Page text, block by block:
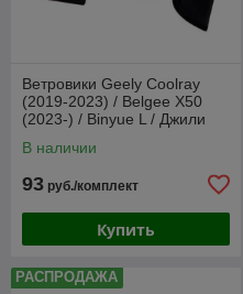
Ветровики Geely Coolray
(2019-2023) / Belgee X50
(2023-) / Binyue L / Джили
В наличии
93 руб./комплект
Купить
РАСПРОДАЖА